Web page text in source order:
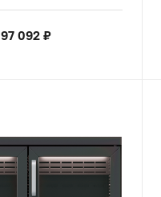
97 092 ₽